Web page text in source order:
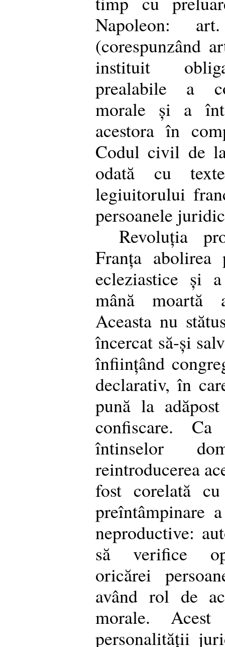
Napoleon:
(corespunzând
instituit
prealabile a
morale și a
acestora în
Codul civil de
odată cu
legiuitorului
persoanele
Revoluția
Franța
ecleziastice și
mână moartă
Aceasta nu
încercat să-și
înființând
declarativ, în
pună la
confiscare. Ca
întinselor
reintroducerea
fost corelată
preîntâmpinare
neproductive:
să verifice
oricărei
având rol de
morale.
personalității